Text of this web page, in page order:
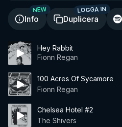
Info
NEW
Duplicera
LOGGA IN
Hey Rabbit
Fionn Regan
100 Acres Of Sycamore
Fionn Regan
Chelsea Hotel #2
The Shivers